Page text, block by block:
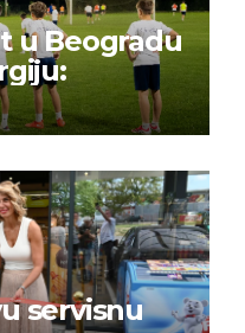
u Beogradu
servisnu